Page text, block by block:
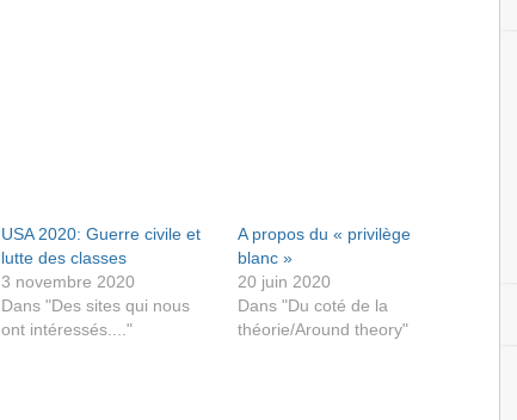
USA 2020: Guerre civile et
lutte des classes
3 novembre 2020
Dans "Des sites qui nous
ont intéressés...."
A propos du « privilège
blanc »
20 juin 2020
Dans "Du coté de la
théorie/Around theory"